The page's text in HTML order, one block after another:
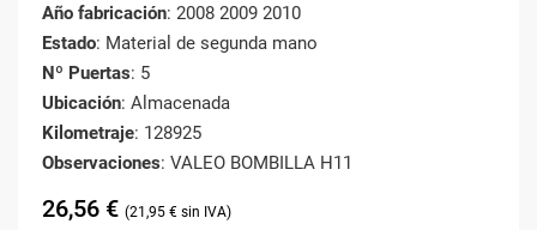
Año fabricación: 2008 2009 2010
Estado: Material de segunda mano
Nº Puertas: 5
Ubicación: Almacenada
Kilometraje: 128925
Observaciones: VALEO BOMBILLA H11
26,56 € 21,95 €